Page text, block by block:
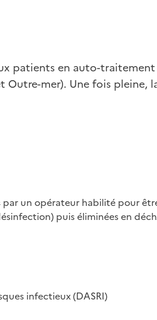
patients en auto-
Outre-mer). Une fois
un opérateur habilité pour
puis éliminées en
infectieux (DASRI)